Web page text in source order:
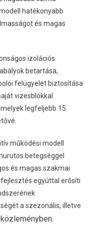
hatékonyabb
és magas
izolációs
betartása,
felügyelet biztosítása
vizesblokkal
legfeljebb 15
működési modell
betegséggel
és magas szakmai
egyúttal erősíti
a szezonális, illetve